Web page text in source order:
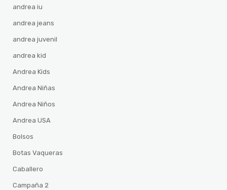
andrea iu
andrea jeans
andrea juvenil
andrea kid
Andrea Kids
Andrea Niñas
Andrea Niños
Andrea USA
Bolsos
Botas Vaqueras
Caballero
Campaña 2